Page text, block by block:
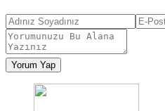
Yorum Yap